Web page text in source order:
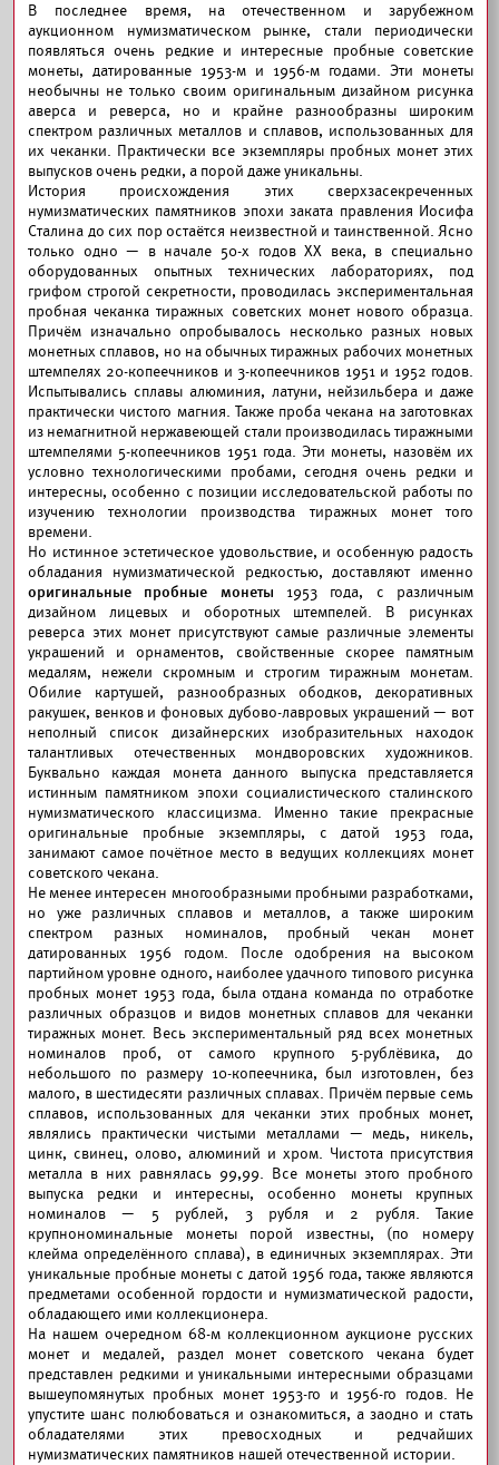
В последнее время, на отечественном и зарубежном
аукционном нумизматическом рынке, стали периодически
появляться очень редкие и интересные пробные советские
монеты, датированные 1953-м и 1956-м годами. Эти монеты
необычны не только своим оригинальным дизайном рисунка
аверса и реверса, но и крайне разнообразны широким
спектром различных металлов и сплавов, использованных для
их чеканки. Практически все экземпляры пробных монет этих
выпусков очень редки, а порой даже уникальны.
История происхождения этих сверхзасекреченных
нумизматических памятников эпохи заката правления Иосифа
Сталина до сих пор остаётся неизвестной и таинственной. Ясно
только одно — в начале 50-х годов ХХ века, в специально
оборудованных опытных технических лабораториях, под
грифом строгой секретности, проводилась экспериментальная
пробная чеканка тиражных советских монет нового образца.
Причём изначально опробывалось несколько разных новых
монетных сплавов, но на обычных тиражных рабочих монетных
штемпелях 20-копеечников и 3-копеечников 1951 и 1952 годов.
Испытывались сплавы алюминия, латуни, нейзильбера и даже
практически чистого магния. Также проба чекана на заготовках
из немагнитной нержавеющей стали производилась тиражными
штемпелями 5-копеечников 1951 года. Эти монеты, назовём их
условно технологическими пробами, сегодня очень редки и
интересны, особенно с позиции исследовательской работы по
изучению технологии производства тиражных монет того
времени.
Но истинное эстетическое удовольствие, и особенную радость
обладания нумизматической редкостью, доставляют именно
оригинальные пробные монеты 1953 года, с различным
дизайном лицевых и оборотных штемпелей. В рисунках
реверса этих монет присутствуют самые различные элементы
украшений и орнаментов, свойственные скорее памятным
медалям, нежели скромным и строгим тиражным монетам.
Обилие картушей, разнообразных ободков, декоративных
ракушек, венков и фоновых дубово-лавровых украшений — вот
неполный список дизайнерских изобразительных находок
талантливых отечественных мондворовских художников.
Буквально каждая монета данного выпуска представляется
истинным памятником эпохи социалистического сталинского
нумизматического классицизма. Именно такие прекрасные
оригинальные пробные экземпляры, с датой 1953 года,
занимают самое почётное место в ведущих коллекциях монет
советского чекана.
Не менее интересен многообразными пробными разработками,
но уже различных сплавов и металлов, а также широким
спектром разных номиналов, пробный чекан монет
датированных 1956 годом. После одобрения на высоком
партийном уровне одного, наиболее удачного типового рисунка
пробных монет 1953 года, была отдана команда по отработке
различных образцов и видов монетных сплавов для чеканки
тиражных монет. Весь экспериментальный ряд всех монетных
номиналов проб, от самого крупного 5-рублёвика, до
небольшого по размеру 10-копеечника, был изготовлен, без
малого, в шестидесяти различных сплавах. Причём первые семь
сплавов, использованных для чеканки этих пробных монет,
являлись практически чистыми металлами — медь, никель,
цинк, свинец, олово, алюминий и хром. Чистота присутствия
металла в них равнялась 99,99. Все монеты этого пробного
выпуска редки и интересны, особенно монеты крупных
номиналов — 5 рублей, 3 рубля и 2 рубля. Такие
крупнономинальные монеты порой известны, (по номеру
клейма определённого сплава), в единичных экземплярах. Эти
уникальные пробные монеты с датой 1956 года, также являются
предметами особенной гордости и нумизматической радости,
обладающего ими коллекционера.
На нашем очередном 68-м коллекционном аукционе русских
монет и медалей, раздел монет советского чекана будет
представлен редкими и уникальными интересными образцами
вышеупомянутых пробных монет 1953-го и 1956-го годов. Не
упустите шанс полюбоваться и ознакомиться, а заодно и стать
обладателями этих превосходных и редчайших
нумизматических памятников нашей отечественной истории.